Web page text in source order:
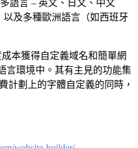
語言 – 英文、日文、中文
以及多種歐洲語言（如西班牙
本獲得自定義域名和簡單網
言環境中。其有主見的功能集
計劃上的字體自定義的同時，